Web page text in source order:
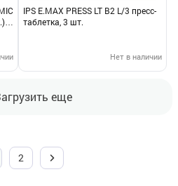
IPS E.MAX PRESS LT B2 L/3 пресс-
таблетка, 3 шт.
Нет в наличии
еще
2